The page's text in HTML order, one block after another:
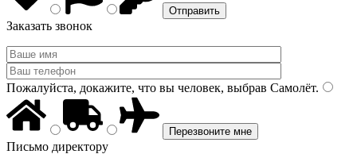
Заказать звонок
Пожалуйста, докажите, что вы человек, выбрав Самолёт.
Письмо директору